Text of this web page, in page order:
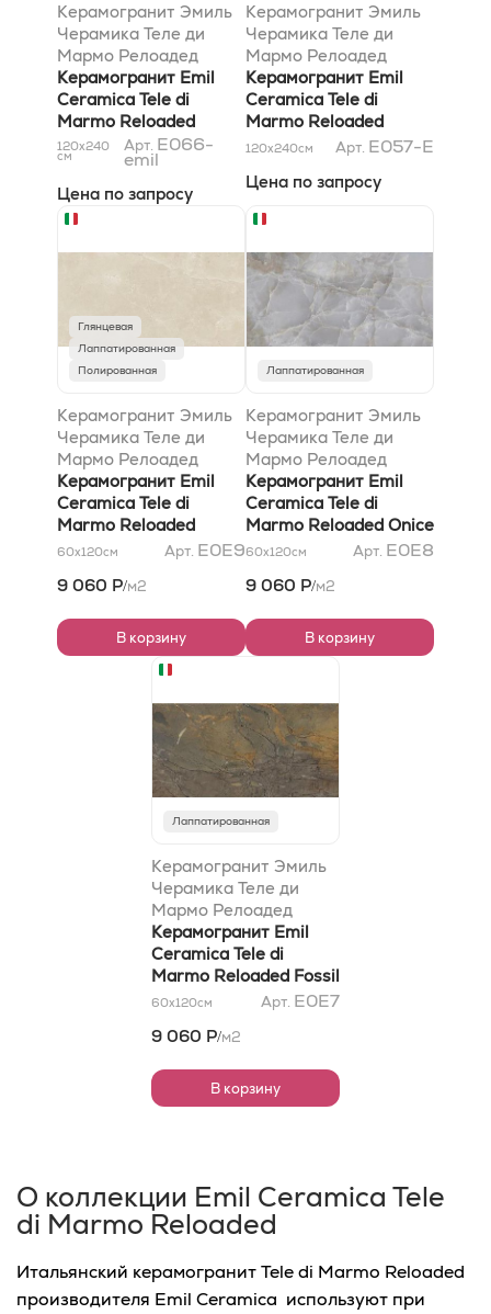
Керамогранит Эмиль
Черамика Теле ди
Мармо Релоадед
Калакатта Голд
Канова Бук Матч A&
Керамогранит Emil
Ceramica Tele di
Marmo Reloaded
Calacatta Gold Canova
Book Match A&
120x240
см
Арт. E066-
emil
Цена по запросу
Керамогранит Эмиль
Черамика Теле ди
Мармо Релоадед
Марфил Орд энд
оакуте;ňез Семинато
Ди Тессере Лаппато
120x240x0,65
Керамогранит Emil
Ceramica Tele di
Marmo Reloaded
Marfil Ordóňez
Lappato
120x240x0,65
120x240см Арт. E057-E
Цена по запросу
Глянцевая
Лаппатированная
Полированная
Керамогранит Эмиль
Черамика Теле ди
Мармо Релоадед
Марфил Орд энд
оакуте;ňез Лаппато
59x118,2x0,95
Керамогранит Emil
Ceramica Tele di
Marmo Reloaded
Marfil Ordóňez
60x120см Арт. E0E9
9 060 Р/м2
В корзину
Лаппатированная
Керамогранит Эмиль
Черамика Теле ди
Мармо Релоадед
Онике Климт Лаппато
59x118,2x0,95
Керамогранит Emil
Ceramica Tele di
Marmo Reloaded Onice
Klimt Lappato
60x120см Арт. E0E8
9 060 Р/м2
В корзину
Лаппатированная
Керамогранит Эмиль
Черамика Теле ди
Мармо Релоадед
Фоссил Браун
Малевик Лаппато
59x118,2x0,95
Керамогранит Emil
Ceramica Tele di
Marmo Reloaded Fossil
Brown Malevic Lappato
60x120см Арт. E0E7
9 060 Р/м2
В корзину
О коллекции Emil Ceramica Tele
di Marmo Reloaded
Итальянский керамогранит Tele di Marmo Reloaded
производителя Emil Ceramica используют при